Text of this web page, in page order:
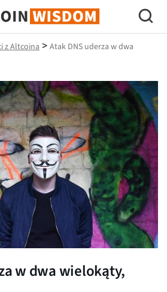
Bitcoina
z Altcoina > Atak DNS uderza w dwa
w dwa wielokąty,